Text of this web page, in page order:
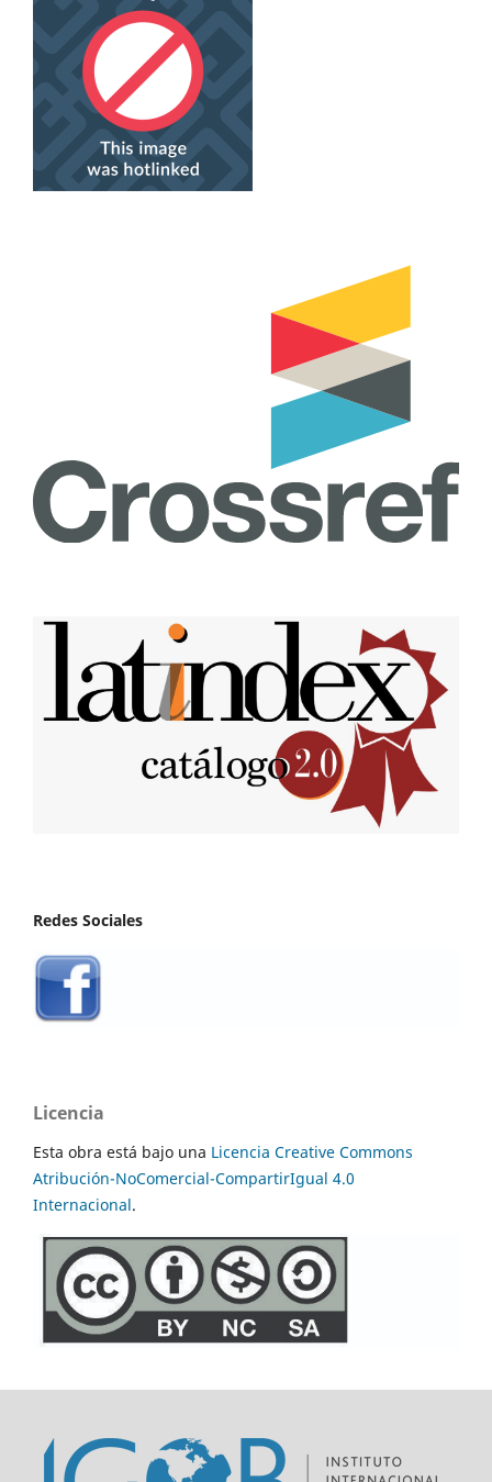
Redes Sociales
Licencia
Esta obra está bajo una Licencia Creative Commons
Atribución-NoComercial-CompartirIgual 4.0
Internacional.